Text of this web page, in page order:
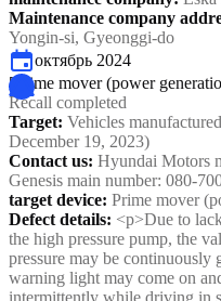
Maintenance company
Yongin-si, Gyeonggi-do
октябрь 2024
[Prime mover (power
Recall completed
Target: Vehicles
December 19, 2023)
Contact us: Hyundai Motors
Genesis main number: 080-
target device: Prime mover
Defect details: <p>Due to
the high pressure pump, the
pressure may be continuously
warning light may come on
intermittently while driving in